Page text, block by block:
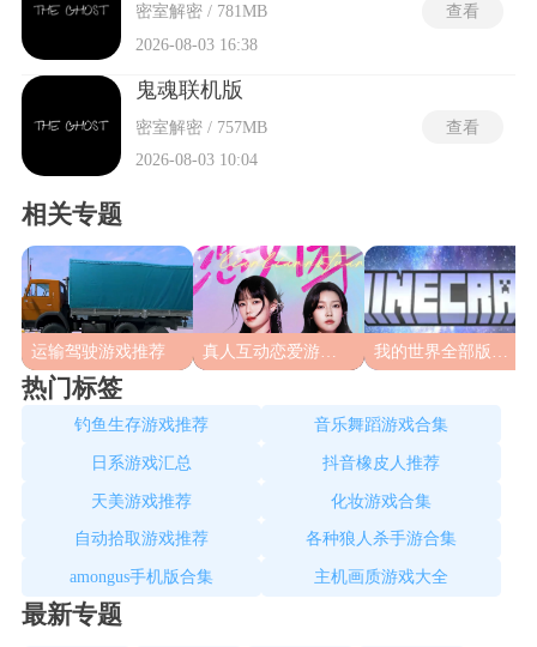
密室解密 / 781MB
2026-08-03 16:38
查看
鬼魂联机版
密室解密 / 757MB
2026-08-03 10:04
查看
相关专题
运输驾驶游戏推荐
热门标签
钓鱼生存游戏推荐
音乐舞蹈游戏合集
日系游戏汇总
抖音橡皮人推荐
天美游戏推荐
化妆游戏合集
自动拾取游戏推荐
各种狼人杀手游合集
amongus手机版合集
主机画质游戏大全
最新专题